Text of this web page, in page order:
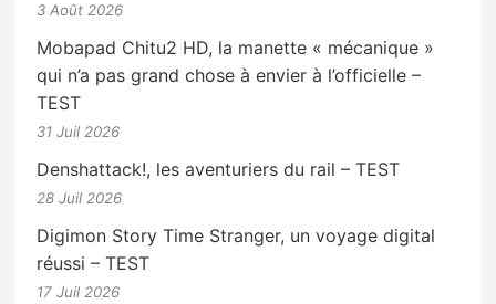
3 Août 2026
Mobapad Chitu2 HD, la manette « mécanique »
qui n’a pas grand chose à envier à l’officielle –
TEST
31 Juil 2026
Denshattack!, les aventuriers du rail – TEST
28 Juil 2026
Digimon Story Time Stranger, un voyage digital
réussi – TEST
17 Juil 2026